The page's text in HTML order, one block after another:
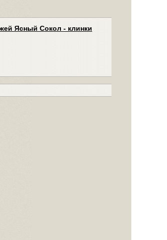
Ясный Сокол - клинки